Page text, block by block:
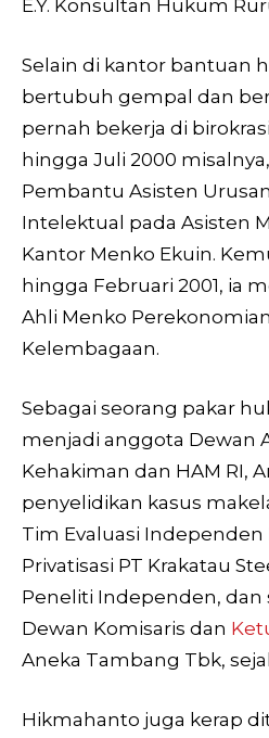
E.Y. Konsultan Hukum
Selain di kantor bantuan
bertubuh gempal dan
pernah bekerja di
hingga Juli 2000
Pembantu Asisten
Intelektual pada Asisten
Kantor Menko Ekuin.
hingga Februari 2001, ia
Ahli Menko
Kelembagaan.
Sebagai seorang pakar
menjadi anggota Dewan
Kehakiman dan HAM RI,
penyelidikan kasus
Tim Evaluasi Independen
Privatisasi PT Krakatau
Peneliti Independen, dan
Dewan Komisaris dan
Aneka Tambang Tbk,
Hikmahanto juga kerap